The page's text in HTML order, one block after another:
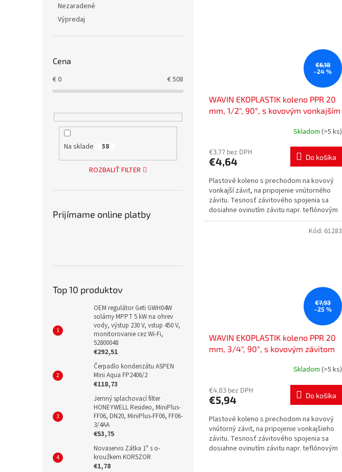
Nezaradené
Výpredaj
Cena
€0 €508
Na sklade 58
ROZBALIŤ FILTER
Prijímame online platby
Top 10 produktov
OEM regulátor Geti GWH04W
solárny MPPT 5 kW na ohrev
vody, výstup 230 V, vstup 450 V,
monitorovanie cez Wi-Fi,
52800048
€292,51
Čerpadlo kondenzátu ASPEN
Mini Aqua FP2406/2
€118,73
Jemný splachovací filter
HONEYWELL Resideo, MiniPlus-
FF06, DN20, MiniPlus-FF06, FF06-
3/4AA
€53,75
Novaservis Zátka 1" s o-
kroužkem KOR5ZOR
€1,78
€6,18
–24 %
WAVIN EKOPLASTIK koleno PPR 20
mm, 1/2", 90°, s kovovým vonkajším
Skladom (>5 ks)
€3,77 bez DPH
€4,64 Do košíka
Plastové koleno s prechodom na kovový
vonkajší závit, na pripojenie vnútorného
závitu. Tesnosť závitového spojenia sa
dosiahne ovinutím závitu napr. teflónovým
závitom alebo...
€7,93
–25 %
WAVIN EKOPLASTIK koleno PPR 20
mm, 3/4", 90°, s kovovým závitom
Skladom (>5 ks)
€4,83 bez DPH
€5,94 Do košíka
Plastové koleno s prechodom na kovový
vnútorný závit, na pripojenie vonkajšieho
závitu. Tesnosť závitového spojenia sa
dosiahne ovinutím závitu napr. teflónovým
Kód: 61283